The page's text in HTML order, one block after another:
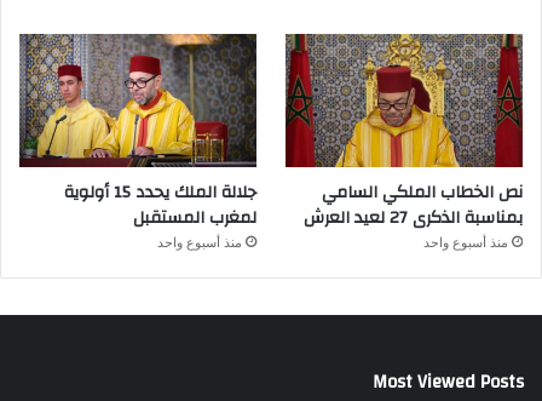
نص الخطاب الملكي السامي
بمناسبة الذكرى 27 لعيد العرش
منذ أسبوع واحد
جلالة الملك يحدد 15 أولوية
لمغرب المستقبل
منذ أسبوع واحد
Most Viewed Posts